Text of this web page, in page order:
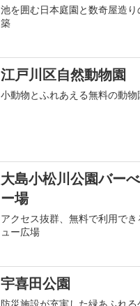
池を囲む日本庭園と数奇屋造り
築
江戸川区自然動物園
小動物とふれあえる無料の動物
大島小松川公園バー
ー場
アクセス抜群、無料で利用で
ュー広場
宇喜田公園
防災施設が充実した緑あふれる